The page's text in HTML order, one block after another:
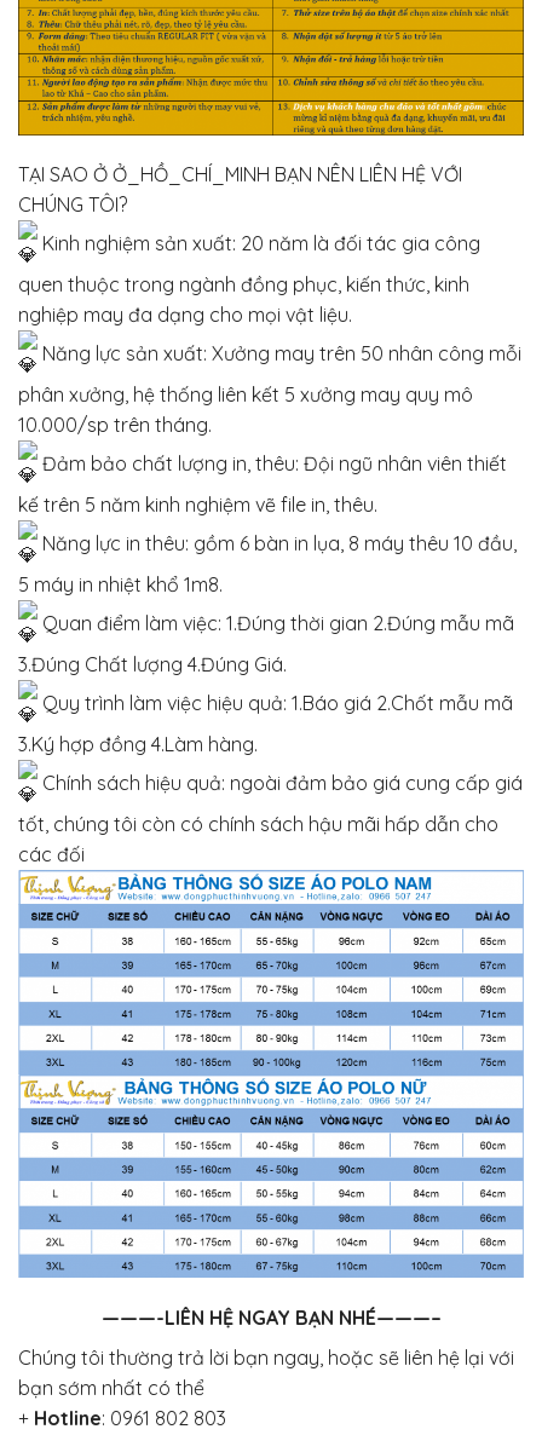
TẠI SAO Ở Ở_HỒ_CHÍ_MINH BẠN NÊN LIÊN HỆ VỚI
CHÚNG TÔI?
Kinh nghiệm sản xuất: 20 năm là đối tác gia công
quen thuộc trong ngành đồng phục, kiến thức, kinh
nghiệp may đa dạng cho mọi vật liệu.
Năng lực sản xuất: Xưởng may trên 50 nhân công mỗi
phân xưởng, hệ thống liên kết 5 xưởng may quy mô
10.000/sp trên tháng.
Đảm bảo chất lượng in, thêu: Đội ngũ nhân viên thiết
kế trên 5 năm kinh nghiệm vẽ file in, thêu.
Năng lực in thêu: gồm 6 bàn in lụa, 8 máy thêu 10 đầu,
5 máy in nhiệt khổ 1m8.
Quan điểm làm việc: 1.Đúng thời gian 2.Đúng mẫu mã
3.Đúng Chất lượng 4.Đúng Giá.
Quy trình làm việc hiệu quả: 1.Báo giá 2.Chốt mẫu mã
3.Ký hợp đồng 4.Làm hàng.
Chính sách hiệu quả: ngoài đảm bảo giá cung cấp giá
tốt, chúng tôi còn có chính sách hậu mãi hấp dẫn cho
các đối
———-LIÊN HỆ NGAY BẠN NHÉ———–
Chúng tôi thường trả lời bạn ngay, hoặc sẽ liên hệ lại với
bạn sớm nhất có thể
+ Hotline: 0961 802 803